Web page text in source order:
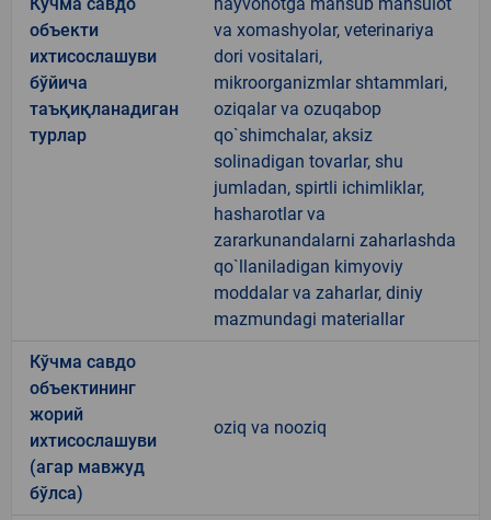
объекти
ихтисослашуви
бўйича
таъқиқланадиган
турлар
va xomashyolar, veterinariya
dori vositalari,
mikroorganizmlar shtammlari,
oziqalar va ozuqabop
qo`shimchalar, aksiz
solinadigan tovarlar, shu
jumladan, spirtli ichimliklar,
hasharotlar va
zararkunandalarni zaharlashda
qo`llaniladigan kimyoviy
moddalar va zaharlar, diniy
mazmundagi materiallar
Кўчма савдо
объектининг
жорий
ихтисослашуви
(агар мавжуд
бўлса)
oziq va nooziq